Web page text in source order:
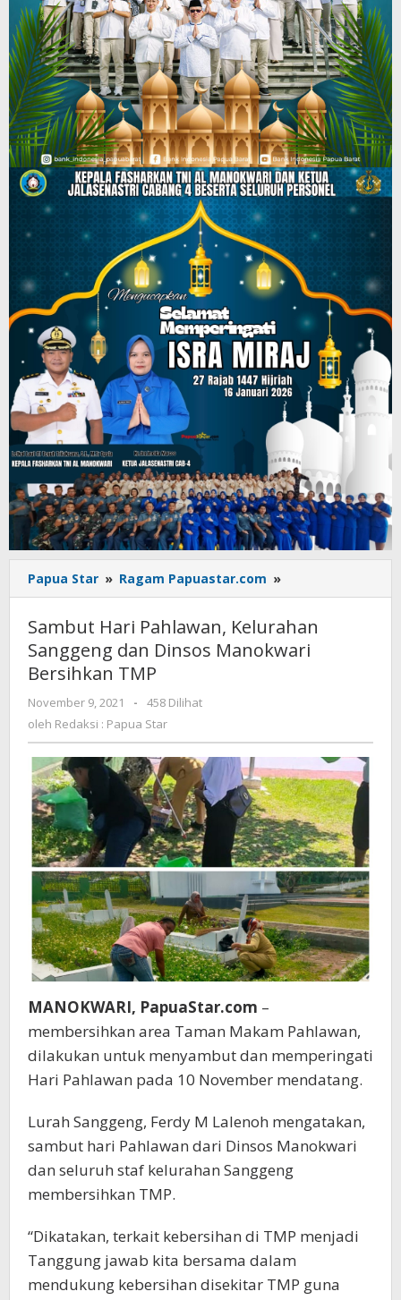
Papua Star » Ragam Papuastar.com »
Hari
Kelurahan
Sanggeng
TMP
Sambut Hari Pahlawan, Kelurahan
Sanggeng dan Dinsos Manokwari
Bersihkan TMP
November 9, 2021
oleh
Redaksi
Star
-
458 Dilihat
oleh Redaksi : Papua Star
MANOKWARI, PapuaStar.com –
membersihkan area Taman Makam Pahlawan,
dilakukan untuk menyambut dan memperingati
Hari Pahlawan pada 10 November mendatang.
Lurah Sanggeng, Ferdy M Lalenoh mengatakan,
sambut hari Pahlawan dari Dinsos Manokwari
dan seluruh staf kelurahan Sanggeng
membersihkan TMP.
“Dikatakan, terkait kebersihan di TMP menjadi
Tanggung jawab kita bersama dalam
mendukung kebersihan disekitar TMP guna